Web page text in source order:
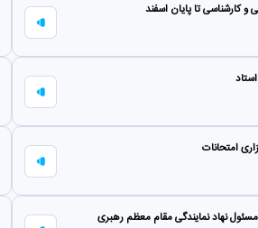
و کارشناسی تا پایان اسفند
امتحانات
نهاد نمایندگی مقام معظم رهبری